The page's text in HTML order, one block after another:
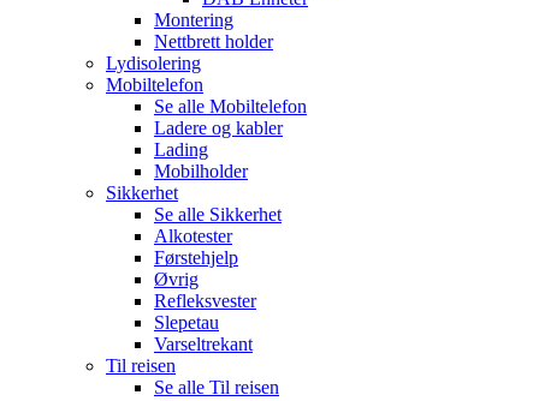
Montering
Nettbrett holder
Lydisolering
Mobiltelefon
Se alle Mobiltelefon
Ladere og kabler
Lading
Mobilholder
Sikkerhet
Se alle Sikkerhet
Alkotester
Førstehjelp
Øvrig
Refleksvester
Slepetau
Varseltrekant
Til reisen
Se alle Til reisen